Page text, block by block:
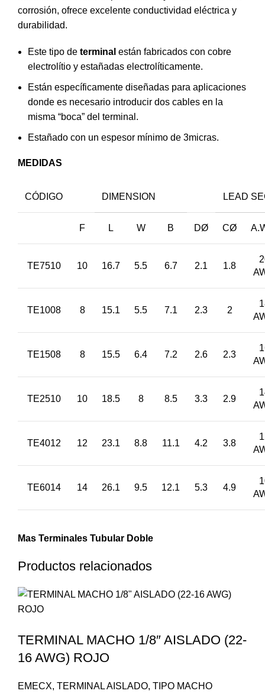
corrosión, ofrece excelente conductividad eléctrica y
durabilidad.
Este tipo de terminal están fabricados con cobre
electrolítio y estañadas electrolíticamente.
Están específicamente diseñadas para aplicaciones
donde es necesario introducir dos cables en la
misma “boca” del terminal.
Estañado con un espesor mínimo de 3micras.
MEDIDAS
CÓDIGO DIMENSION LEAD
F L W B DØ CØ
TE7510 10 16.7 5.5 6.7 2.1 1.8
TE1008 8 15.1 5.5 7.1 2.3 2
TE1508 8 15.5 6.4 7.2 2.6 2.3
TE2510 10 18.5 8 8.5 3.3 2.9
TE4012 12 23.1 8.8 11.1 4.2 3.8
TE6014 14 26.1 9.5 12.1 5.3 4.9
Mas Terminales Tubular Doble
Productos relacionados
TERMINAL MACHO 1/8″ AISLADO (22-
16 AWG) ROJO
EMECX, TERMINAL AISLADO, TIPO MACHO